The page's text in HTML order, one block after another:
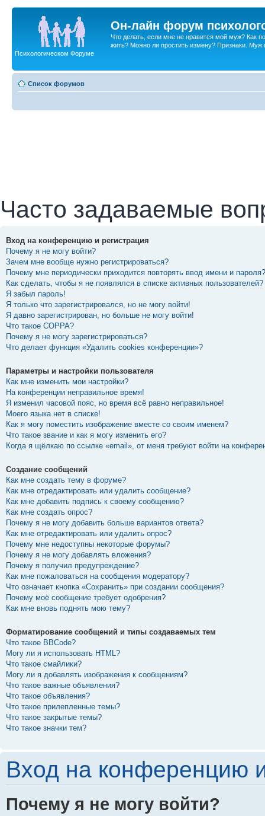
Он-лайн форум
Что делать, если мне не нравится мой муж? Как
жить? Можно ли простить измену? Признаки. Муж
Психологическом Форуме
Список форумов
Часто задаваемые
Вход на конференцию и регистрация
Почему я не могу войти?
Зачем мне вообще нужно регистрироваться?
Почему мне периодически приходится повторять ввод имени и пароля?
Как сделать, чтобы я не появлялся в списке активных пользователей?
Я забыл пароль!
Я только что зарегистрировался, но не могу войти!
Я давно зарегистрирован, но больше не могу войти!
Что такое COPPA?
Почему я не могу зарегистрироваться?
Что делает функция «Удалить cookies конференции»?
Параметры и настройки пользователя
Как мне изменить мои настройки?
На конференции неправильное время!
Я изменил часовой пояс, но время всё равно неправильное!
Моего языка нет в списке!
Как я могу поместить изображение вместе со своим именем?
Что такое звание и как я могу изменить его?
Когда я щёлкаю по ссылке «email», от меня требуют войти на
Создание сообщений
Как мне создать тему в форуме?
Как мне отредактировать или удалить сообщение?
Как мне добавить подпись к своему сообщению?
Как мне создать опрос?
Почему я не могу добавить больше вариантов ответа?
Как мне отредактировать или удалить опрос?
Почему мне недоступны некоторые форумы?
Почему я не могу добавлять вложения?
Почему я получил предупреждение?
Как мне пожаловаться на сообщения модератору?
Что означает кнопка «Сохранить» при создании сообщения?
Почему моё сообщение требует одобрения?
Как мне вновь поднять мою тему?
Форматирование сообщений и типы создаваемых тем
Что такое BBCode?
Могу ли я использовать HTML?
Что такое смайлики?
Могу ли я добавлять изображения к сообщениям?
Что такое важные объявления?
Что такое объявления?
Что такое прилепленные темы?
Что такое закрытые темы?
Что такое значки тем?
Вход на конференцию
Почему я не могу войти?